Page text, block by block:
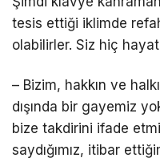
tesis ettiği iklimde
olabilirler. Siz hiç
– Bizim, hakkın ve
dışında bir gayemiz
bize takdirini ifade
saydığımız, itibar